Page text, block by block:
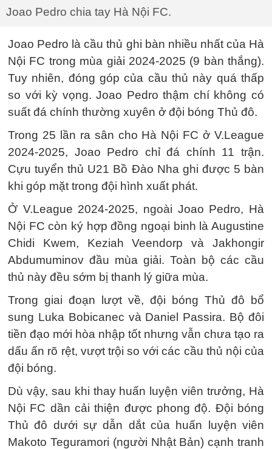
Joao Pedro chia tay Hà Nội FC.
Joao Pedro là cầu thủ ghi bàn nhiều nhất của Hà
Nội FC trong mùa giải 2024-2025 (9 bàn thắng).
Tuy nhiên, đóng góp của cầu thủ này quá thấp
so với kỳ vọng. Joao Pedro thậm chí không có
suất đá chính thường xuyên ở đội bóng Thủ đô.
Trong 25 lần ra sân cho Hà Nội FC ở V.League
2024-2025, Joao Pedro chỉ đá chính 11 trận.
Cựu tuyển thủ U21 Bồ Đào Nha ghi được 5 bàn
khi góp mặt trong đội hình xuất phát.
Ở V.League 2024-2025, ngoài Joao Pedro, Hà
Nội FC còn ký hợp đồng ngoại binh là Augustine
Chidi Kwem, Keziah Veendorp và Jakhongir
Abdumuminov đầu mùa giải. Toàn bộ các cầu
thủ này đều sớm bị thanh lý giữa mùa.
Trong giai đoạn lượt về, đội bóng Thủ đô bổ
sung Luka Bobicanec và Daniel Passira. Bộ đôi
tiền đạo mới hòa nhập tốt nhưng vẫn chưa tạo ra
dấu ấn rõ rệt, vượt trội so với các cầu thủ nội của
đội bóng.
Dù vậy, sau khi thay huấn luyện viên trưởng, Hà
Nội FC dần cải thiện được phong độ. Đội bóng
Thủ đô dưới sự dẫn dắt của huấn luyện viên
Makoto Teguramori (người Nhật Bản) cạnh tranh